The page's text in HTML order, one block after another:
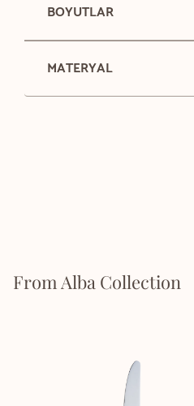
BOYUTLAR
MATERYAL
From Alba Collection